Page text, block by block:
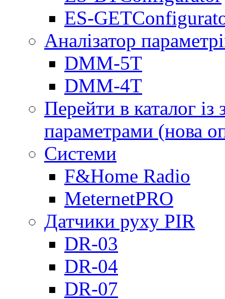
ES-
Аналізатор
DMM-5T
DMM-4T
Перейти в каталог
параметрами (нова
Системи
F&Home Radio
MeternetPRO
Датчики руху PIR
DR-03
DR-04
DR-07